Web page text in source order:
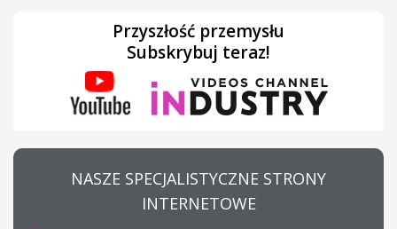
Przyszłość przemysłu
Subskrybuj teraz!
NASZE SPECJALISTYCZNE STRONY
INTERNETOWE